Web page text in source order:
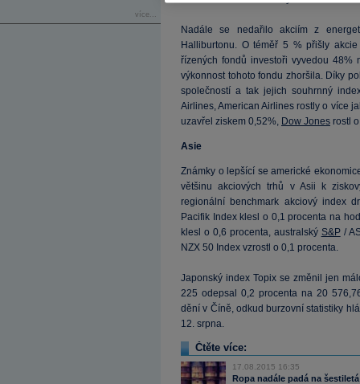
více...
Nadále se nedařilo akciím z
Halliburtonu. O téměř 5 % přišly
řízených fondů investoři vyvedou
výkonnost tohoto fondu zhoršila. Díky
společností a tak jejich souhrnný
Airlines, American Airlines rostly o více
uzavřel ziskem 0,52%, Dow Jones rostl
Asie
Známky o lepšící se americké
většinu akciových trhů v Asii k
regionální benchmark akciový index
Pacifik Index klesl o 0,1 procenta na
klesl o 0,6 procenta, australský S&P/
NZX 50 Index vzrostl o 0,1 procenta.
Japonský index Topix se změnil jen
225 odepsal 0,2 procenta na 20
dění v Číně, odkud burzovní statistiky
12. srpna.
Čtěte více:
17.08.2015 16:35
Ropa nadále padá na